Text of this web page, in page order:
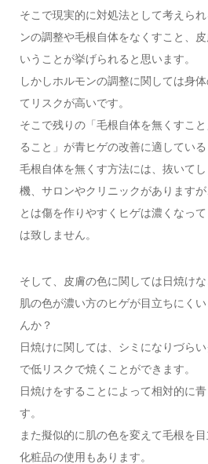
そこで現実的に対処法として考えら
ンの調整や毛根自体をなくすこと、
いうことが挙げられると思います。
しかしホルモンの調整に関しては身
てリスクが高いです。
そこで残りの「毛根自体を無くすこ
ること」が青ヒゲの改善に適している
毛根自体を無くす方法には、抜いて
機、サロンやクリニックがあります
とは傷を作りやすくヒゲは濃くなっ
は致しません。
そして、皮膚の色に関しては日焼けな
肌の色が濃い方のヒゲが目立ちにく
んか？
日焼けに関しては、シミになりづら
で低リスクで焼くことができます。
日焼けをすることによって相対的に
す。
また擬似的に肌の色を変えて毛根を
化粧品の使用もあります。